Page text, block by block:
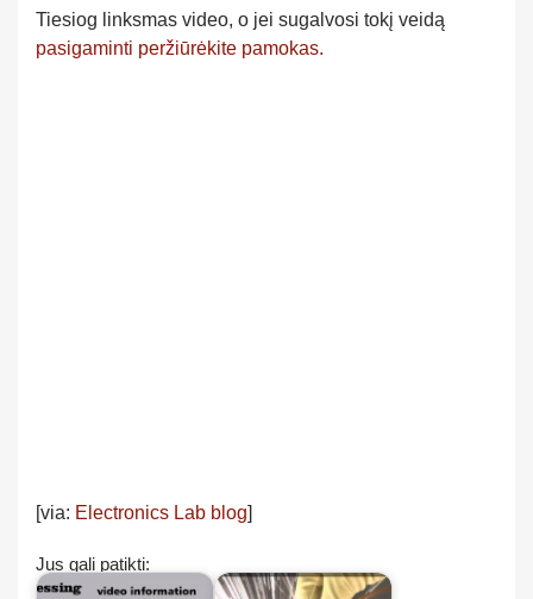
Tiesiog linksmas video, o jei sugalvosi tokį veidą
pasigaminti peržiūrėkite pamokas.
[via: Electronics Lab blog]
Jus gali patikti: